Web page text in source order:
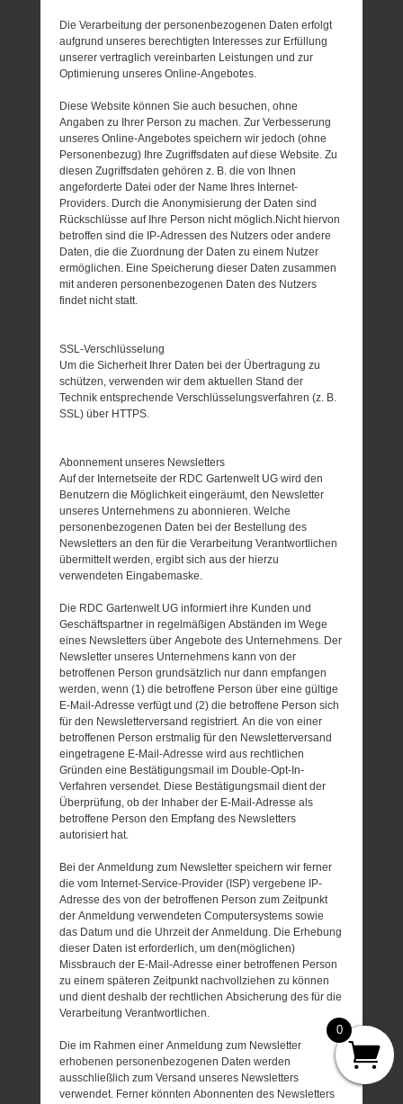
Die Verarbeitung der personenbezogenen Daten erfolgt
aufgrund unseres berechtigten Interesses zur Erfüllung
unserer vertraglich vereinbarten Leistungen und zur
Optimierung unseres Online-Angebotes.
Diese Website können Sie auch besuchen, ohne
Angaben zu Ihrer Person zu machen. Zur Verbesserung
unseres Online-Angebotes speichern wir jedoch (ohne
Personenbezug) Ihre Zugriffsdaten auf diese Website. Zu
diesen Zugriffsdaten gehören z. B. die von Ihnen
angeforderte Datei oder der Name Ihres Internet-
Providers. Durch die Anonymisierung der Daten sind
Rückschlüsse auf Ihre Person nicht möglich.Nicht hiervon
betroffen sind die IP-Adressen des Nutzers oder andere
Daten, die die Zuordnung der Daten zu einem Nutzer
ermöglichen. Eine Speicherung dieser Daten zusammen
mit anderen personenbezogenen Daten des Nutzers
findet nicht statt.
SSL-Verschlüsselung
Um die Sicherheit Ihrer Daten bei der Übertragung zu
schützen, verwenden wir dem aktuellen Stand der
Technik entsprechende Verschlüsselungsverfahren (z. B.
SSL) über HTTPS.
Abonnement unseres Newsletters
Auf der Internetseite der RDC Gartenwelt UG wird den
Benutzern die Möglichkeit eingeräumt, den Newsletter
unseres Unternehmens zu abonnieren. Welche
personenbezogenen Daten bei der Bestellung des
Newsletters an den für die Verarbeitung Verantwortlichen
übermittelt werden, ergibt sich aus der hierzu
verwendeten Eingabemaske.
Die RDC Gartenwelt UG informiert ihre Kunden und
Geschäftspartner in regelmäßigen Abständen im Wege
eines Newsletters über Angebote des Unternehmens. Der
Newsletter unseres Unternehmens kann von der
betroffenen Person grundsätzlich nur dann empfangen
werden, wenn (1) die betroffene Person über eine gültige
E-Mail-Adresse verfügt und (2) die betroffene Person sich
für den Newsletterversand registriert. An die von einer
betroffenen Person erstmalig für den Newsletterversand
eingetragene E-Mail-Adresse wird aus rechtlichen
Gründen eine Bestätigungsmail im Double-Opt-In-
Verfahren versendet. Diese Bestätigungsmail dient der
Überprüfung, ob der Inhaber der E-Mail-Adresse als
betroffene Person den Empfang des Newsletters
autorisiert hat.
Bei der Anmeldung zum Newsletter speichern wir ferner
die vom Internet-Service-Provider (ISP) vergebene IP-
Adresse des von der betroffenen Person zum Zeitpunkt
der Anmeldung verwendeten Computersystems sowie
das Datum und die Uhrzeit der Anmeldung. Die Erhebung
dieser Daten ist erforderlich, um den(möglichen)
Missbrauch der E-Mail-Adresse einer betroffenen Person
zu einem späteren Zeitpunkt nachvollziehen zu können
und dient deshalb der rechtlichen Absicherung des für die
Verarbeitung Verantwortlichen.
Die im Rahmen einer Anmeldung zum Newsletter
erhobenen personenbezogenen Daten werden
ausschließlich zum Versand unseres Newsletters
verwendet. Ferner könnten Abonnenten des Newsletters
0